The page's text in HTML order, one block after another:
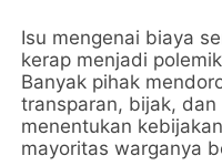
Isu mengenai biaya
kerap menjadi
Banyak pihak
transparan, bijak,
menentukan
mayoritas warganya